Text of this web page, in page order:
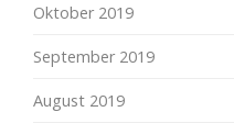
Oktober 2019
September 2019
August 2019